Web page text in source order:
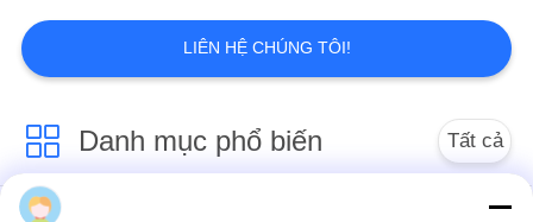
LIÊN HỆ CHÚNG TÔI!
Danh mục phổ biến
Tất cả